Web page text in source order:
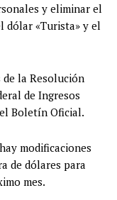
y eliminar el
dólar «Turista» y el
la Resolución
de Ingresos
Boletín Oficial.
modificaciones
de dólares para
mes.